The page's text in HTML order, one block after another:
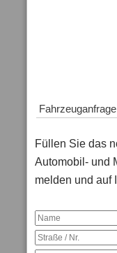
Fahrzeuganfrage
Füllen Sie das
Automobil- und
melden und auf